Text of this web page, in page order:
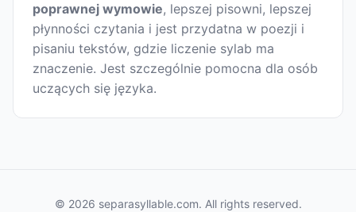
poprawnej wymowie, lepszej pisowni, lepszej
płynności czytania i jest przydatna w poezji i
pisaniu tekstów, gdzie liczenie sylab ma
znaczenie. Jest szczególnie pomocna dla osób
uczących się języka.
© 2026 separasyllable.com. All rights reserved.